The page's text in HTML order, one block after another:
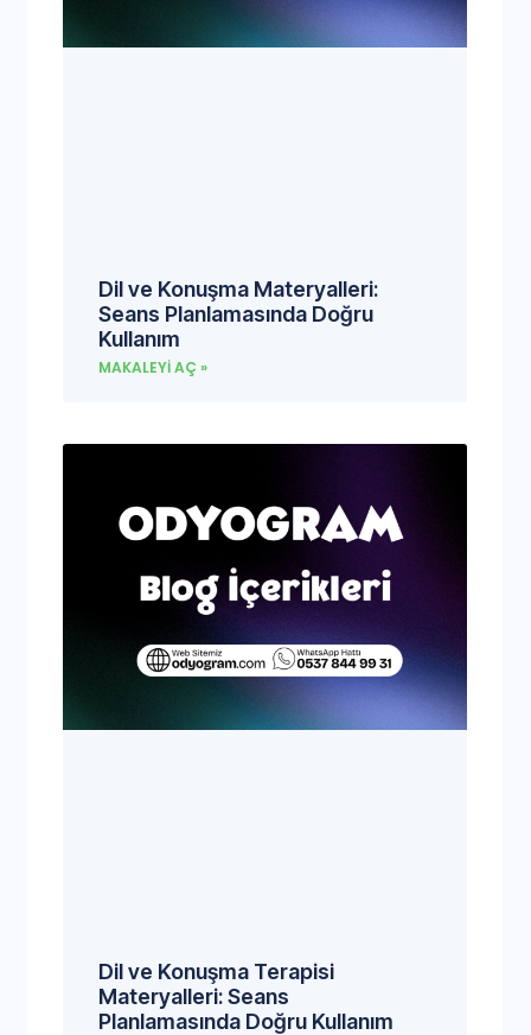
Dil ve Konuşma Materyalleri:
Seans Planlamasında Doğru
Kullanım
MAKALEYI AÇ »
Dil ve Konuşma Terapisi
Materyalleri: Seans
Planlamasında Doğru Kullanım